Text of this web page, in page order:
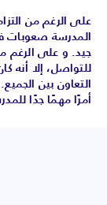
على الرغم من
المدرسة صعوبات
جيد. و على الرغم
للتواصل، إلا أنه
التعاون بين
أمرًا مهمًا جدًا